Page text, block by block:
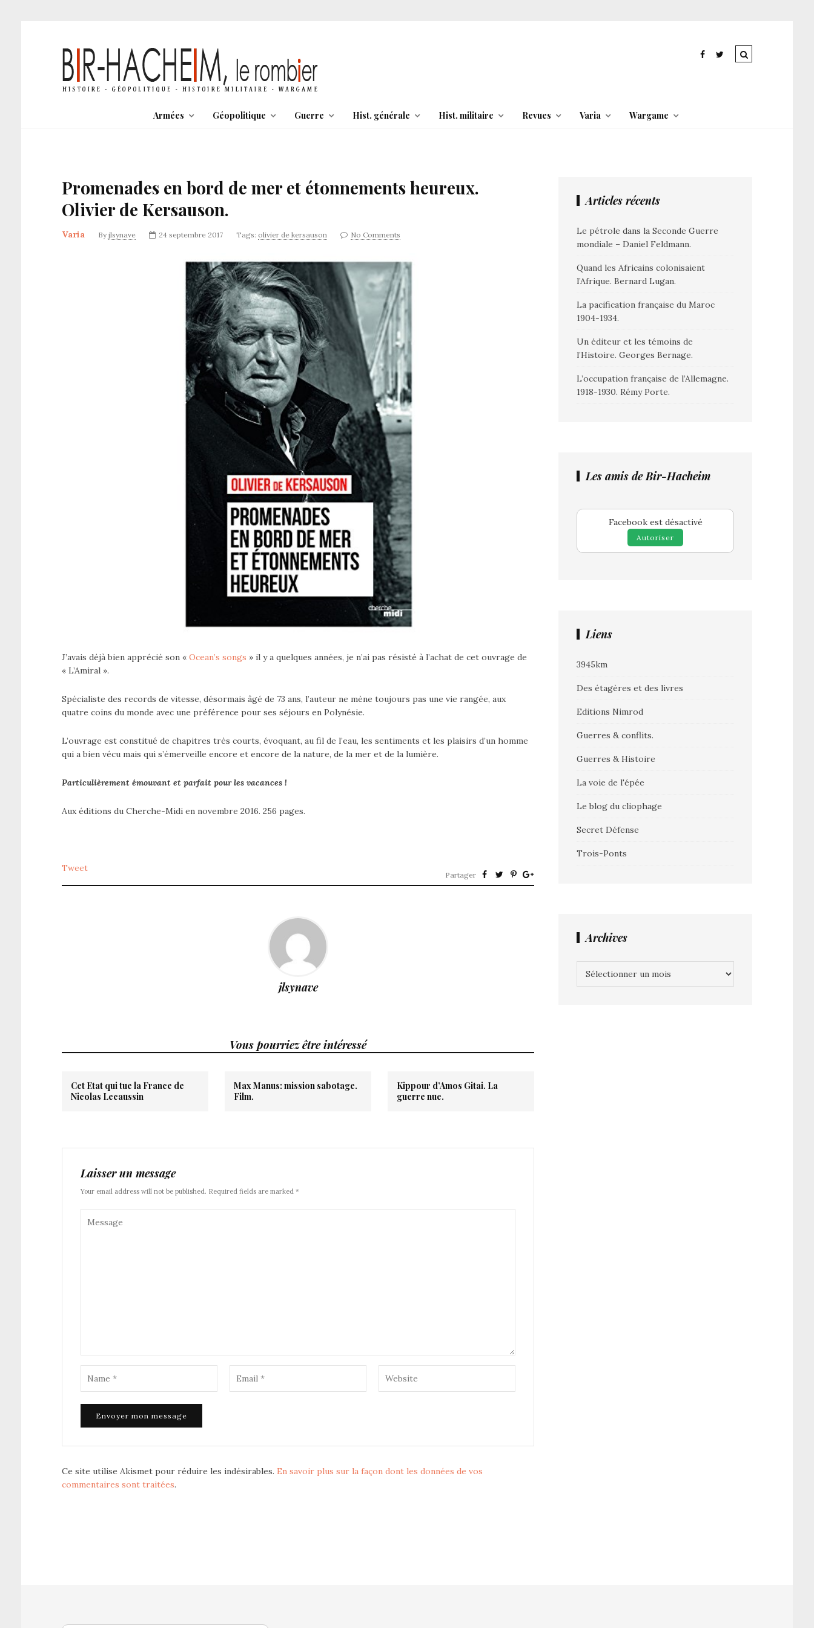
Armées Géopolitique Guerre Hist. générale Hist. militaire Revues Varia Wargame
Promenades en bord de mer et étonnements heureux.
Olivier de Kersauson.
Varia By jlsynave 24 septembre 2017 Tags: olivier de kersauson No Comments
J’avais déjà bien apprécié son « Ocean’s songs » il y a quelques années, je n’ai pas résisté à l’achat de cet ouvrage de
« L’Amiral ».
Spécialiste des records de vitesse, désormais âgé de 73 ans, l’auteur ne mène toujours pas une vie rangée, aux
quatre coins du monde avec une préférence pour ses séjours en Polynésie.
L’ouvrage est constitué de chapitres très courts, évoquant, au fil de l’eau, les sentiments et les plaisirs d’un homme
qui a bien vécu mais qui s’émerveille encore et encore de la nature, de la mer et de la lumière.
Particulièrement émouvant et parfait pour les vacances !
Aux éditions du Cherche-Midi en novembre 2016. 256 pages.
Tweet
Partager
jlsynave
Vous pourriez être intéressé
Cet Etat qui tue la France de
Nicolas Lecaussin
Max Manus: mission sabotage.
Film.
Kippour d’Amos Gitai. La
guerre nue.
Laisser un message
Your email address will not be published. Required fields are marked *
Ce site utilise Akismet pour réduire les indésirables. En savoir plus sur la façon dont les données de vos
commentaires sont traitées.
Articles récents
Le pétrole dans la Seconde Guerre
mondiale – Daniel Feldmann.
Quand les Africains colonisaient
l’Afrique. Bernard Lugan.
La pacification française du Maroc
1904-1934.
Un éditeur et les témoins de
l’Histoire. Georges Bernage.
L’occupation française de l’Allemagne.
1918-1930. Rémy Porte.
Les amis de Bir-Hacheim
Facebook est désactivé
Autoriser
Liens
3945km
Des étagères et des livres
Editions Nimrod
Guerres & conflits.
Guerres & Histoire
La voie de l'épée
Le blog du cliophage
Secret Défense
Trois-Ponts
Archives